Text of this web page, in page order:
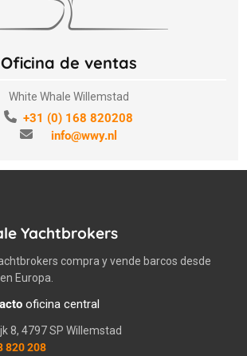
Oficina de ventas
White Whale Willemstad
+31 (0) 168 820208
info@wwy.nl
Yachtbrokers
compra y vende barcos desde
Europa.
oficina central
8, 4797 SP Willemstad
820 208